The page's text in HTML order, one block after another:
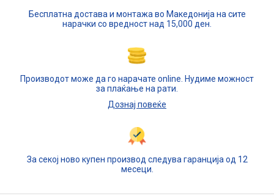
Бесплатна достава и монтажа во Македонија на сите
нарачки со вредност над 15,000 ден.
Производот може да го нарачате online. Нудиме можност
за плаќање на рати.
Дознај повеќе
За секој ново купен производ следува гаранција од 12
месеци.